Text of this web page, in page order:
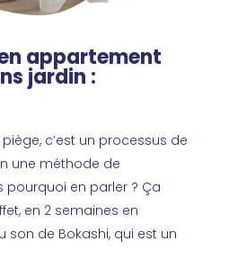
appartement
jardin :
c’est un processus de
une méthode de
pourquoi en parler ? Ça
en 2 semaines en
son de Bokashi, qui est un